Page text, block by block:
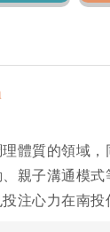
體質的領域，
親子溝通模式
注心力在南投